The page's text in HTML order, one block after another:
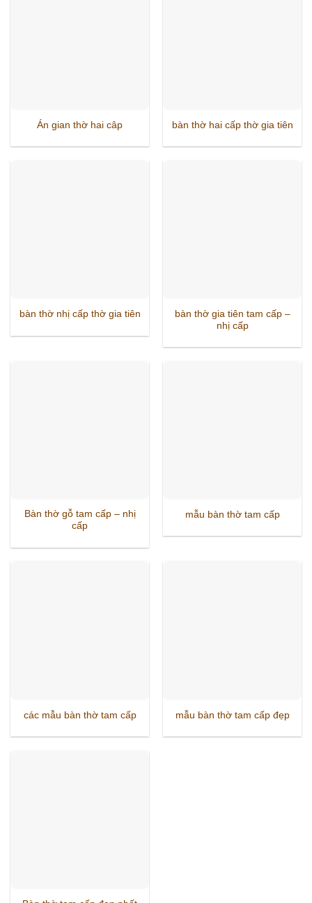
Án gian thờ hai câp bàn thờ hai cấp thờ gia tiên
bàn thờ nhị cấp thờ gia tiên
bàn thờ gia tiên tam cấp –
nhị cấp
Bàn thờ gỗ tam cấp – nhị
cấp
mẫu bàn thờ tam cấp
các mẫu bàn thờ tam cấp mẫu bàn thờ tam cấp đẹp